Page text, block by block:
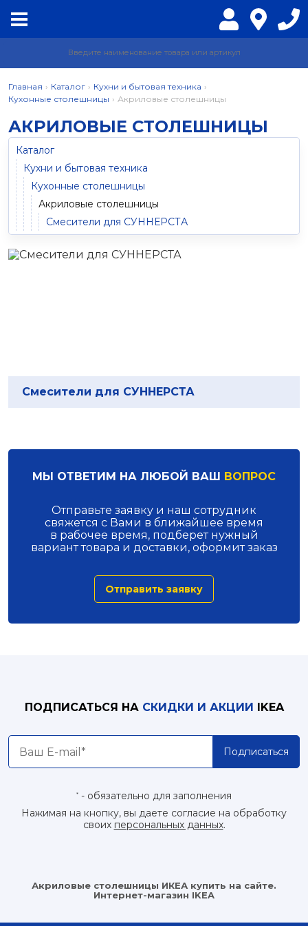
Главная › Каталог › Кухни и бытовая техника ›
Кухонные столешницы › Акриловые столешницы
АКРИЛОВЫЕ СТОЛЕШНИЦЫ
Каталог
Кухни и бытовая техника
Кухонные столешницы
Акриловые столешницы
Смесители для СУННЕРСТА
Смесители для СУННЕРСТА
МЫ ОТВЕТИМ НА ЛЮБОЙ ВАШ ВОПРОС
Отправьте заявку и наш сотрудник
свяжется с Вами в ближайшее время
в рабочее время, подберет нужный
вариант товара и доставки, оформит заказ
Отправить заявку
ПОДПИСАТЬСЯ НА СКИДКИ И АКЦИИ IKEA
Подписаться
* - обязательно для заполнения
Нажимая на кнопку, вы даете согласие на обработку
своих персональных данных.
Акриловые столешницы ИКЕА купить на сайте.
Интернет-магазин IKEA